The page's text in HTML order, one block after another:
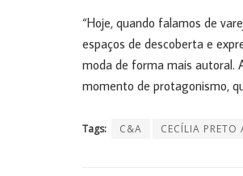
“Hoje, quando falamos de
espaços de descoberta e
moda de forma mais autoral.
momento de protagonismo,
Tags: C&A CECÍLIA PRETO